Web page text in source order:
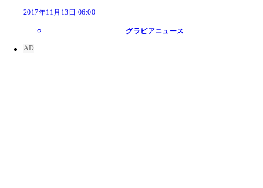
2017年11月13日 06:00
グラビアニュース